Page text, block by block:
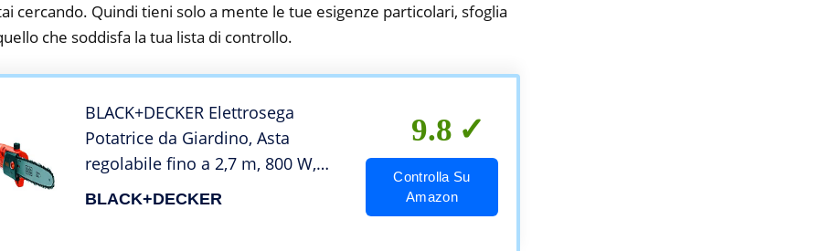
cercando. Quindi tieni solo a mente le tue esigenze particolari, sfoglia
che soddisfa la tua lista di controllo.
BLACK+DECKER Elettrosega
Potatrice da Giardino, Asta
regolabile fino a 2,7 m, 800 W,
PS7525-QS
BLACK+DECKER
9.8
Controlla Su
Amazon